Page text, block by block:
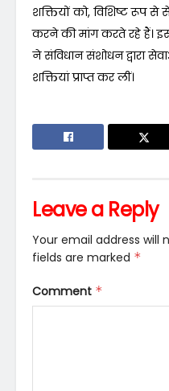
शक्तियों को, विशिष्ट रूप से
करने की मांग करते रहे हैं।
ने संविधान संशोधन द्वारा
शक्तियां प्राप्त कर लीं।
Leave a Reply
Your email address will
fields are marked *
Comment *